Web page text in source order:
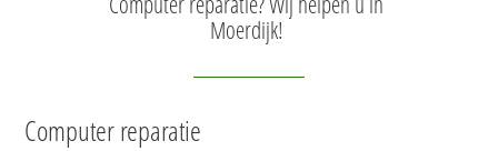
Moerdijk!
Computer reparatie